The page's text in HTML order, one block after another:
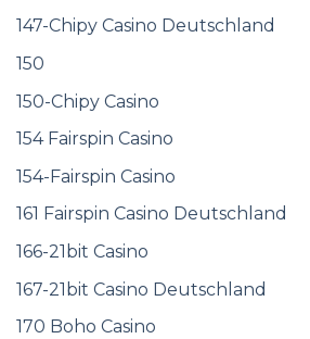
147-Chipy Casino Deutschland
150
150-Chipy Casino
154 Fairspin Casino
154-Fairspin Casino
161 Fairspin Casino Deutschland
166-21bit Casino
167-21bit Casino Deutschland
170 Boho Casino